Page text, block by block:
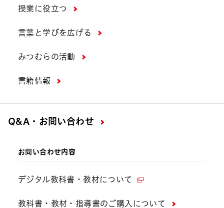
授業に役立つ
言葉と学びを広げる
みつむらの活動
書籍情報
Q&A・お問い合わせ
お問い合わせ内容
デジタル教科書・教材について
教科書・教材・指導書のご購入について